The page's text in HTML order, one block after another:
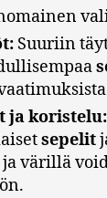
Suuriin
ja koristelu:
sepelit
värillä